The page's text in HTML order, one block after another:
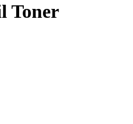
Toner